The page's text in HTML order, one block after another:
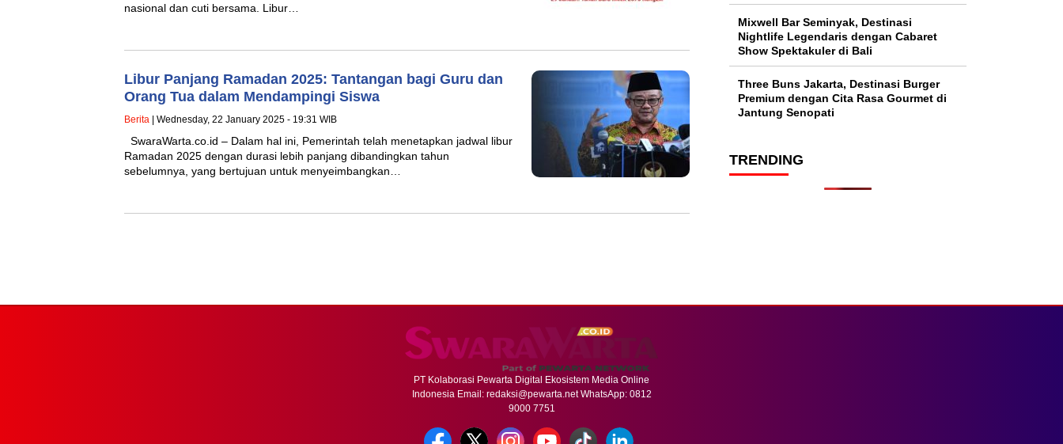
nasional dan cuti bersama. Libur…
Libur Panjang Ramadan 2025: Tantangan bagi Guru dan
Orang Tua dalam Mendampingi Siswa
Berita | Wednesday, 22 January 2025 - 19:31 WIB
SwaraWarta.co.id – Dalam hal ini, Pemerintah telah menetapkan jadwal libur
Ramadan 2025 dengan durasi lebih panjang dibandingkan tahun
sebelumnya, yang bertujuan untuk menyeimbangkan…
Mixwell Bar Seminyak, Destinasi
Nightlife Legendaris dengan Cabaret
Show Spektakuler di Bali
Three Buns Jakarta, Destinasi Burger
Premium dengan Cita Rasa Gourmet di
Jantung Senopati
TRENDING
PT Kolaborasi Pewarta Digital Ekosistem Media Online
Indonesia Email: redaksi@pewarta.netWhatsApp: 0812
9000 7751